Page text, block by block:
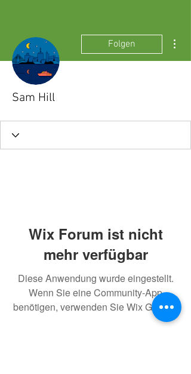
Folgen
Sam Hill
Wix Forum ist nicht
mehr verfügbar
Diese Anwendung wurde eingestellt.
Wenn Sie eine Community-App
benötigen, verwenden Sie Wix Groups.